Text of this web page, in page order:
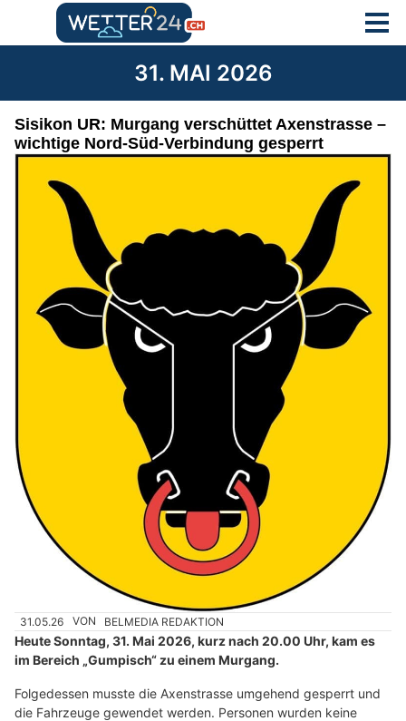
31. MAI 2026
Sisikon UR: Murgang verschüttet Axenstrasse –
wichtige Nord-Süd-Verbindung gesperrt
31.05.26 VON BELMEDIA REDAKTION
Heute Sonntag, 31. Mai 2026, kurz nach 20.00 Uhr, kam es
im Bereich „Gumpisch“ zu einem Murgang.
Folgedessen musste die Axenstrasse umgehend gesperrt und
die Fahrzeuge gewendet werden. Personen wurden keine